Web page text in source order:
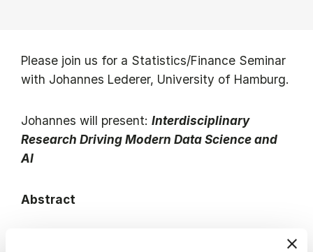
Please join us for a Statistics/Finance Seminar
with Johannes Lederer, University of Hamburg.
Johannes will present: Interdisciplinary
Research Driving Modern Data Science and
AI
Abstract
Modern data science sits at the intersection of